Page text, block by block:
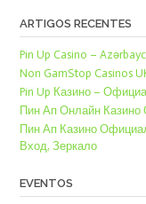
ARTIGOS RECENTES
Pin Up Casino –
Non GamStop Casinos
Pin Up Казино –
Пин Ап Онлайн Казино
Пин Ап Казино
Вход, Зеркало
EVENTOS